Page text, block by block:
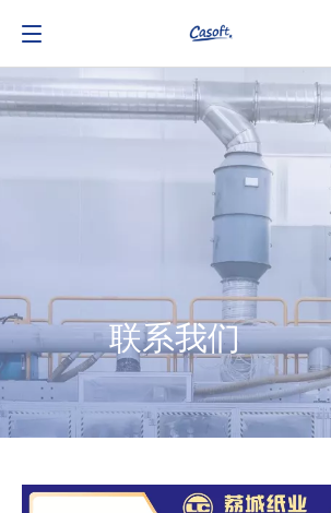
联系我们